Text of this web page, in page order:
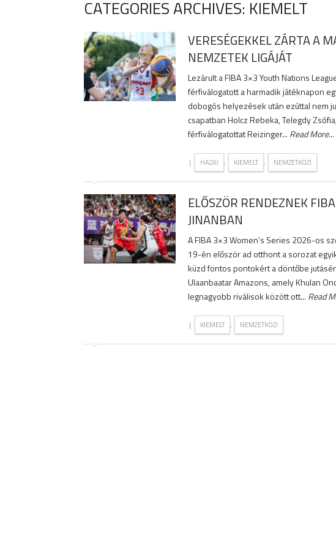
CATEGORIES ARCHIVES: KIEMELT
VERESÉGEKKEL ZÁRTA A
NEMZETEK LIGÁJÁT
Lezárult a FIBA 3×3 Youth Nations
férfiválogatott a harmadik játéknapon
dobogós helyezések után ezúttal nem
csapatban Holcz Rebeka, Telegdy
férfiválogatottat Reizinger... Read More...
| HAZAI , KIEMELT , NEMZETKÖZI
ELŐSZÖR RENDEZNEK
JINANBAN
A FIBA 3×3 Women’s Series 2026-os
19-én először ad otthont a sorozat
küzd fontos pontokért a döntőbe
Ulaanbaatar Amazons, amely Khulan
legnagyobb riválisok között ott... Read
| KIEMELT , NEMZETKÖZI